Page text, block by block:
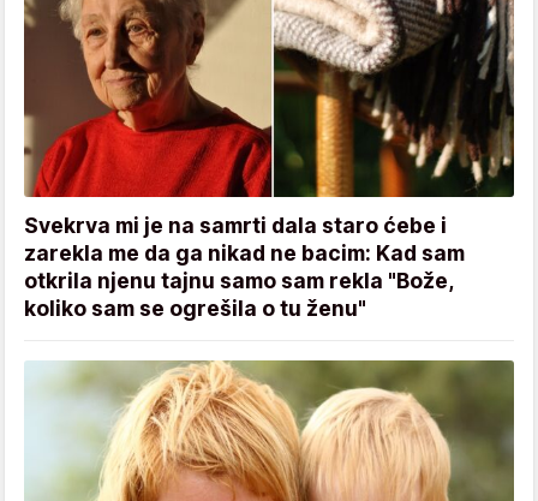
Svekrva mi je na samrti dala staro ćebe i
zarekla me da ga nikad ne bacim: Kad sam
otkrila njenu tajnu samo sam rekla "Bože,
koliko sam se ogrešila o tu ženu"